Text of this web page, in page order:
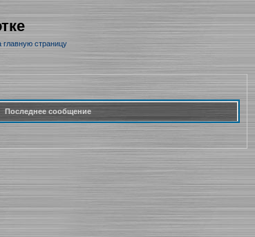
главную страницу
Последнее сообщение